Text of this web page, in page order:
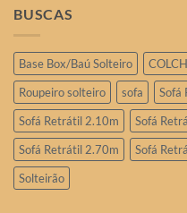
BUSCAS
Base Box/Baú Solteiro
Roupeiro solteiro
sofa Sofá
Sofá Retrátil 2.10m
Sofá
Sofá Retrátil 2.70m
Sofá
Solteirão